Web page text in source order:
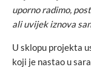
uporno radimo,
ali uvijek iznova
U sklopu projekta
koji je nastao u